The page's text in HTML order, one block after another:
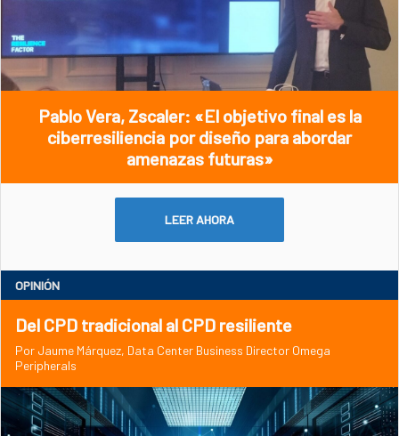
Pablo Vera, Zscaler: «El objetivo final es la
ciberresiliencia por diseño para abordar
amenazas futuras»
LEER AHORA
OPINIÓN
Del CPD tradicional al CPD resiliente
Por Jaume Márquez, Data Center Business Director Omega
Peripherals